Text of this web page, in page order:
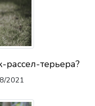
терьера?
2021